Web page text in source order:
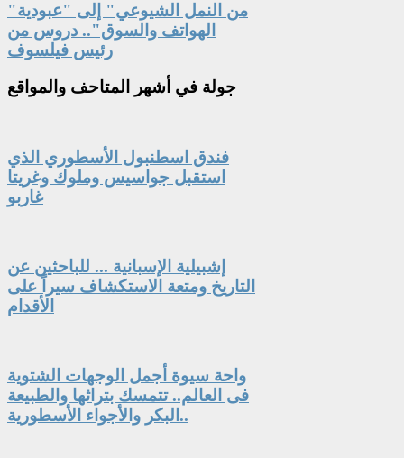
"من النمل الشيوعي" إلى "عبودية
الهواتف والسوق".. دروس من
رئيس فيلسوف
جولة في أشهر المتاحف والمواقع
فندق اسطنبول الأسطوري الذي
استقبل جواسيس وملوك وغريتا
غاربو
إشبيلية الإسبانية ... للباحثين عن
التاريخ ومتعة الاستكشاف سيراً على
الأقدام
واحة سيوة أجمل الوجهات الشتوية
فى العالم.. تتمسك بتراثها والطبيعة
البكر والأجواء الأسطورية..